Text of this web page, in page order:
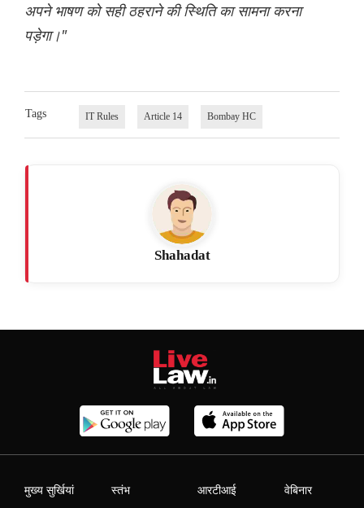
अपने भाषण को सही ठहराने की स्थिति का सामना करना
पड़ेगा।"
Tags IT Rules Article 14 Bombay HC
Shahadat
मुख्य सुर्खियां स्तंभ आरटीआई वेबिनार